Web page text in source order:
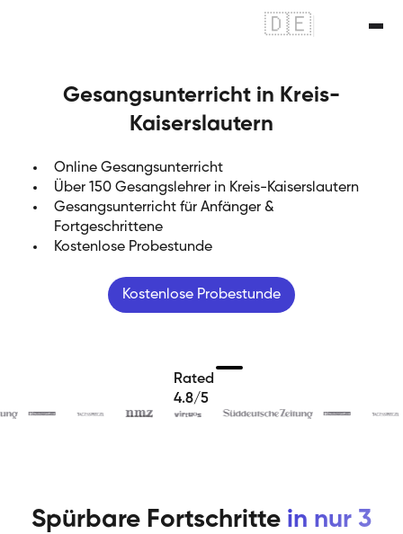
🇩🇪
Gesangsunterricht in Kreis-
Kaiserslautern
Online Gesangsunterricht
Über 150 Gesangslehrer in Kreis-Kaiserslautern
Gesangsunterricht für Anfänger &
Fortgeschrittene
Kostenlose Probestunde
Kostenlose Probestunde
Rated
4.8/5
Spürbare Fortschritte in nur 3